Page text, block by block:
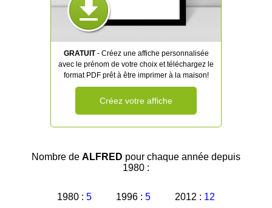
GRATUIT- Créez une affiche personnalisée
avec le prénom de votre choix et téléchargez le
format PDF prêt à être imprimer à la maison!
Créez votre affiche
Nombre de ALFRED pour chaque année depuis
1980 :
1980 : 5
1996 : 5
2012 : 12